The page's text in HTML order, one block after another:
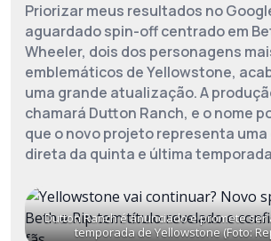
Priorizar meus resultados no
aguardado spin-off centrado em
Wheeler, dois dos personagens
emblemáticos de Yellowstone,
uma grande atualização. A
chamará Dutton Ranch, e o nome
que o novo projeto representa
direta da quinta e última
Dutton Ranch é anunciado e promete ser
temporada de Yellowstone (Foto: